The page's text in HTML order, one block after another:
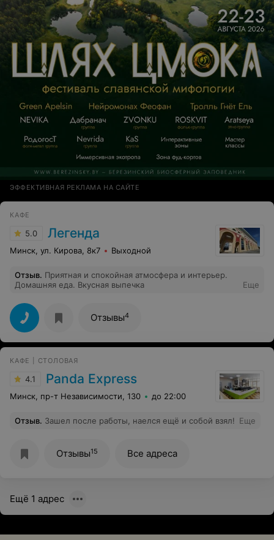
ЭФФЕКТИВНАЯ РЕКЛАМА НА САЙТЕ
КАФЕ
5.0 Легенда
Минск, ул. Кирова, 8к7 Выходной
Отзыв. Приятная и спокойная атмосфера и интерьер.
Домашняя еда. Вкусная выпечка
Еще
Отзывы4
КАФЕ | CТОЛОВАЯ
4.1 Panda Express
Минск, пр-т Независимости, 130 до 22:00
Отзыв. Зашел после работы, наелся ещё и собой взял! Еще
Отзывы15 Все адреса
Ещё 1 адрес